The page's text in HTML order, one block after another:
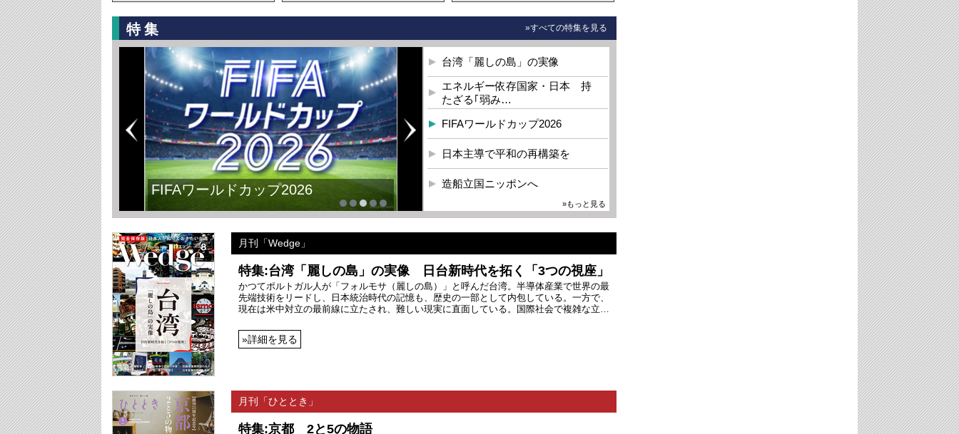
特集 »すべての特集を見る
FIFAワールドカップ2026
台湾「麗しの島」の実像
エネルギー依存国家・日本 持
たざる｢弱み…
FIFAワールドカップ2026
日本主導で平和の再構築を
造船立国ニッポンへ
»もっと見る
月刊「Wedge」
特集:台湾「麗しの島」の実像 日台新時代を拓く「3つの視座」
かつてポルトガル人が「フォルモサ（麗しの島）」と呼んだ台湾。半導体産業で世界の最
先端技術をリードし、日本統治時代の記憶も、歴史の一部として内包している。一方で、
現在は米中対立の最前線に立たされ、難しい現実に直面している。国際社会で複雑な立…
»詳細を見る
月刊「ひととき」
特集:京都 2と5の物語